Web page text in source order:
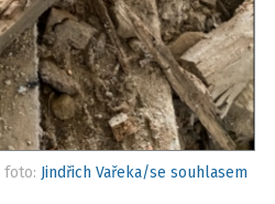
foto: Jindřich Vařeka/se souhlasem